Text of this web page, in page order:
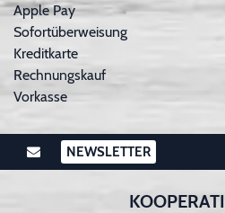
Apple Pay
Sofortüberweisung
Kreditkarte
Rechnungskauf
Vorkasse
NEWSLETTER